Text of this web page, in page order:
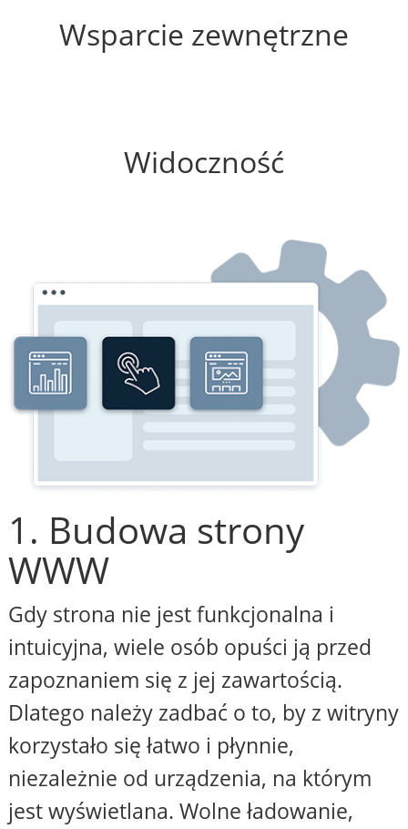
Wsparcie zewnętrzne
Widoczność
1. Budowa strony
WWW
Gdy strona nie jest funkcjonalna i
intuicyjna, wiele osób opuści ją przed
zapoznaniem się z jej zawartością.
Dlatego należy zadbać o to, by z witryny
korzystało się łatwo i płynnie,
niezależnie od urządzenia, na którym
jest wyświetlana. Wolne ładowanie,